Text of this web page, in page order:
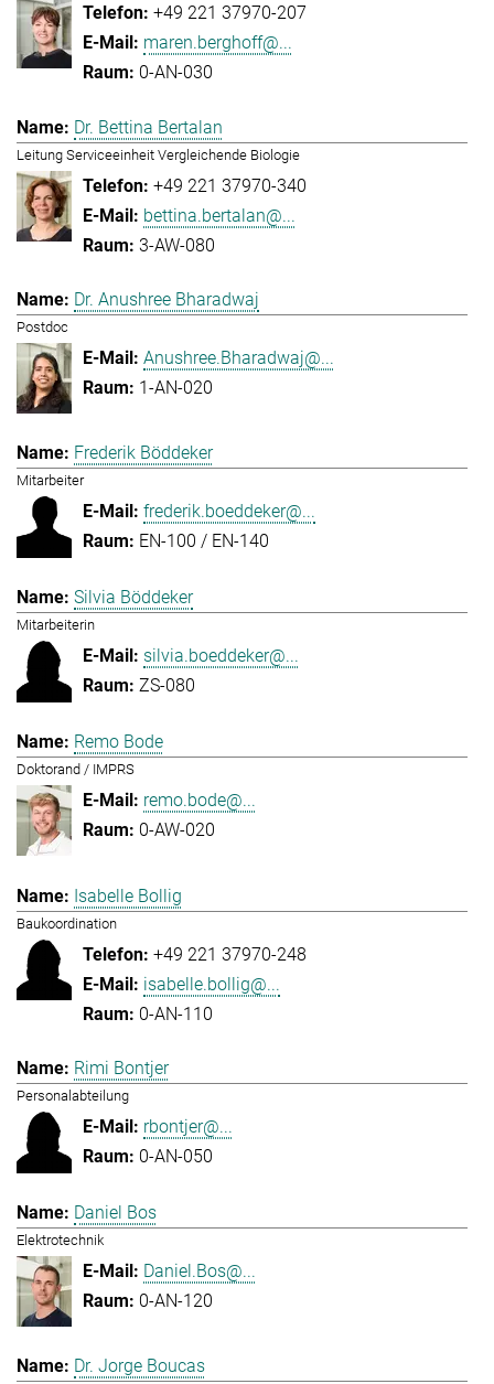
+49 221 37970-207
maren.berghoff@...
0-AN-030
Dr. Bettina Bertalan
Leitung Serviceeinheit Vergleichende Biologie
+49 221 37970-340
bettina.bertalan@...
3-AW-080
Dr. Anushree Bharadwaj
Postdoc
Anushree.Bharadwaj@...
1-AN-020
Frederik Böddeker
Mitarbeiter
frederik.boeddeker@...
EN-100 / EN-140
Silvia Böddeker
Mitarbeiterin
silvia.boeddeker@...
ZS-080
Remo Bode
Doktorand / IMPRS
remo.bode@...
0-AW-020
Isabelle Bollig
Baukoordination
+49 221 37970-248
isabelle.bollig@...
0-AN-110
Rimi Bontjer
Personalabteilung
rbontjer@...
0-AN-050
Daniel Bos
Elektrotechnik
Daniel.Bos@...
0-AN-120
Dr. Jorge Boucas